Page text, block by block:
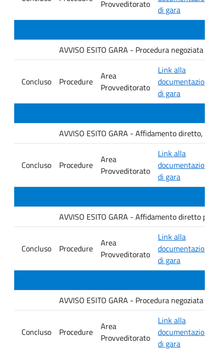
Provveditorato
di gara
AVVISO ESITO GARA - Procedura negoziata
Concluso Procedure
Area
Provveditorato
Link alla
documentazione
di gara
AVVISO ESITO GARA - Affidamento diretto, ai
Concluso Procedure
Area
Provveditorato
Link alla
documentazione
di gara
AVVISO ESITO GARA - Affidamento diretto
Concluso Procedure
Area
Provveditorato
Link alla
documentazione
di gara
AVVISO ESITO GARA - Procedura negoziata
Concluso Procedure
Area
Provveditorato
Link alla
documentazione
di gara